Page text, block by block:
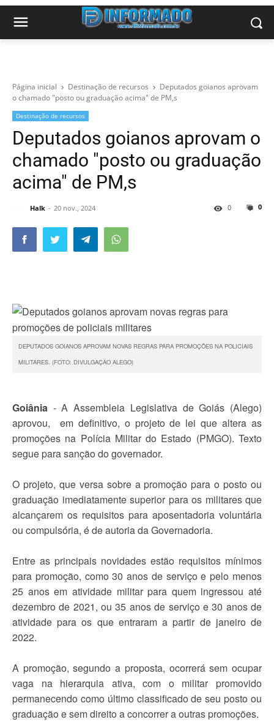
Página inicial Destinação de recursos
Deputados goianos aprovam
o chamado "posto ou graduação acima" de PM,s
Destinação de recursos
Deputados goianos aprovam o
chamado "posto ou graduação
acima" de PM,s
Halk 20 nov., 2024 0
0
DEPUTADOS GOIANOS APROVAM NOVAS REGRAS PARA PROMOÇÕES NA POLICIAIS
MILITARES. (FOTO: DIVULGAÇÃO ALEGO)
Goiânia - AAssembleia Legislativa de Goiás (Alego)
aprovou, em definitivo, o projeto de lei que altera as
promoções na Polícia Militar do Estado (PMGO). Texto
segue para sanção do governador.
O projeto, que versa sobre a promoção para o posto ou
graduação imediatamente superior para os militares que
alcançarem os requisitos para aposentadoria voluntária
ou compulsória, é de autoria da Governadoria.
Entre as principais novidades estão requisitos mínimos
para promoção, como 30 anos de serviço e pelo menos
25 anos em atividade militar para quem ingressou até
dezembro de 2021, ou 35 anos de serviço e 30 anos de
atividade para os que entraram a partir de janeiro de
2022.
A promoção, segundo a proposta, ocorrerá sem ocupar
vaga na hierarquia ativa, com o militar promovido
permanecendo como último classificado de seu posto ou
graduação e sem direito a concorrer a outras promoções.